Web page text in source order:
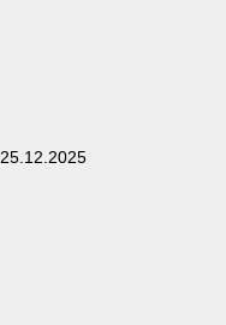
25.12.2025